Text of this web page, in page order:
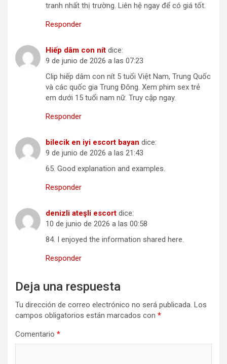
tranh nhất thị trường. Liên hệ ngay để có giá tốt.
Responder
Hiếp dâm con nít dice:
9 de junio de 2026 a las 07:23
Clip hiếp dâm con nít 5 tuổi Việt Nam, Trung Quốc
và các quốc gia Trung Đông. Xem phim sex trẻ
em dưới 15 tuổi nam nữ. Truy cập ngay.
Responder
bilecik en iyi escort bayan dice:
9 de junio de 2026 a las 21:43
65. Good explanation and examples.
Responder
denizli ateşli escort dice:
10 de junio de 2026 a las 00:58
84. I enjoyed the information shared here.
Responder
Deja una respuesta
Tu dirección de correo electrónico no será publicada. Los
campos obligatorios están marcados con *
Comentario *